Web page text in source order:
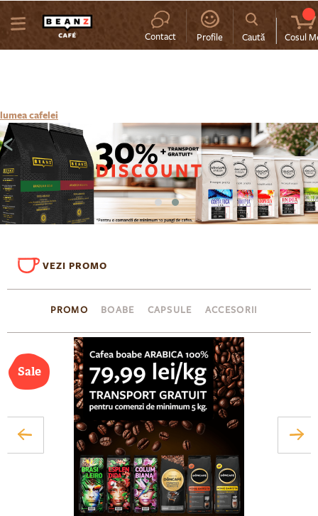
MENIU
Cosul
Caută
Profile
Contact
lumea cafelei
‹ ›
PROMO BOABE CAPSULE ACCESORII
VEZI PROMO